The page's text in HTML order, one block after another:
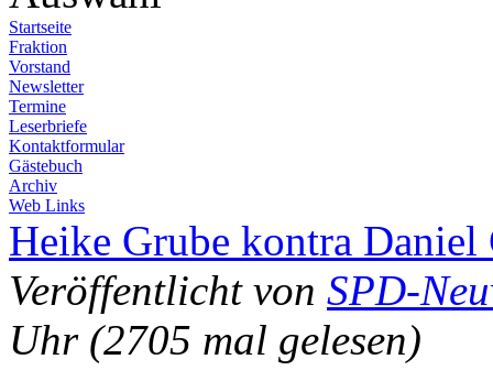
Startseite
Fraktion
Vorstand
Newsletter
Termine
Leserbriefe
Kontaktformular
Gästebuch
Archiv
Web Links
Heike Grube kontra Daniel
Veröffentlicht von SPD-
Uhr (2705 mal gelesen)